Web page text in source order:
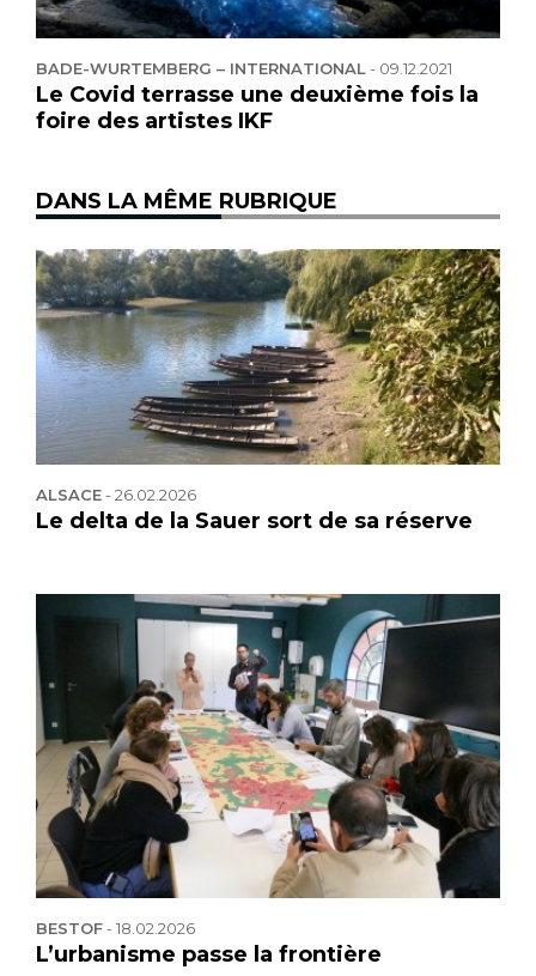
BADE-WURTEMBERG – INTERNATIONAL- 09.12.2021
Le Covid terrasse une deuxième fois la
foire des artistes IKF
DANS LA MÊME RUBRIQUE
ALSACE-26.02.2026
Le delta de la Sauer sort de sa réserve
BESTOF-18.02.2026
L’urbanisme passe la frontière